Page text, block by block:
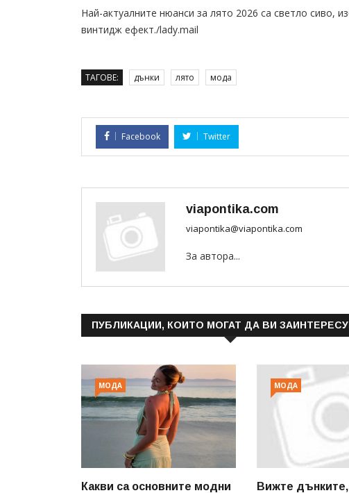
Най-актуалните нюанси за лято 2026 са светло сиво,
винтидж ефект./lady.mail
ТАГОВЕ: дънки лято мода
Facebook Twitter
viapontika.com
viapontika@viapontika.com
За автора...
ПУБЛИКАЦИИ, КОИТО МОГАТ ДА ВИ
МОДА
Какви са основните модни
МОДА
Вижте